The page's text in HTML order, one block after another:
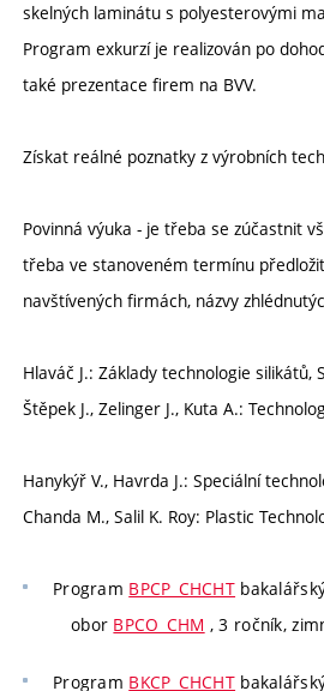
skelných laminátu s polyesterovými
Program exkurzí je realizován po
také prezentace firem na BVV.
Získat reálné poznatky z výrobních
Povinná výuka - je třeba se zúčastnit
třeba ve stanoveném termínu
navštívených firmách, názvy
Hlaváč J.: Základy technologie silikátů,
Štěpek J., Zelinger J., Kuta A.:
Hanykýř V., Havrda J.: Speciální
Chanda M., Salil K. Roy: Plastic
Program BPCP_CHCHT
obor BPCO_CHM , 3 ročník,
Program BKCP_CHCHT